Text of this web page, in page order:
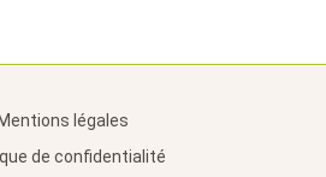
Mentions légales
de confidentialité